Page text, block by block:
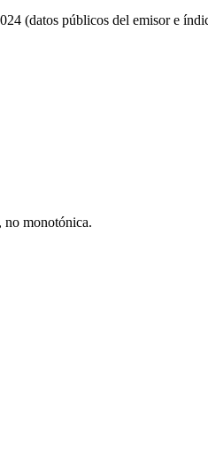
(datos públicos del emisor e
monotónica.